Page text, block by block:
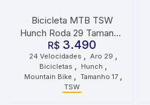
Bicicleta MTB TSW
Hunch Roda 29 Tamanho
17 24 Velocidades Cinza
Preto Verde
R$ 3.490
24 Velocidades , Aro 29 ,
Bicicletas , Hunch ,
Mountain Bike , Tamanho 17 ,
TSW